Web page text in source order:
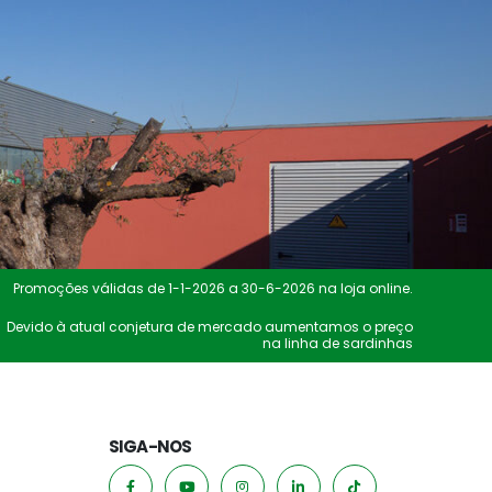
Promoções válidas de 1-1-2026 a 30-6-2026 na loja online.
Devido à atual conjetura de mercado aumentamos o preço
na linha de sardinhas
SIGA-NOS